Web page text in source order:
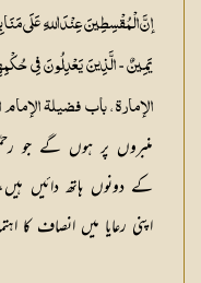
إنَّ الْمُقْسِطِينَ عِنْدَ اللهِ عَلَى
يَمِينٌ - الَّذِينَ يَعْدِلُونَ فِي
الإمارة ، باب فضيلة الإمام
منبروں پر ہوں گے جو
کے دونوں ہاتھ دائیں
اپنی رعایا میں انصاف کا